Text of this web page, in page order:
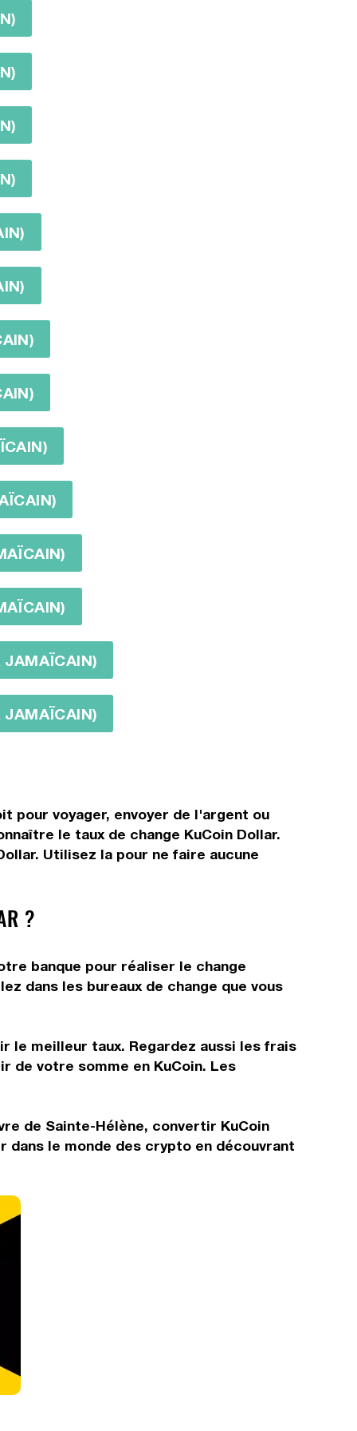
pour voyager, envoyer de l'argent ou
le taux de change KuCoin Dollar.
Utilisez la pour ne faire aucune
?
banque pour réaliser le change
dans les bureaux de change que vous
le meilleur taux. Regardez aussi les frais
de votre somme en KuCoin. Les
de Sainte-Hélène, convertir KuCoin
dans le monde des crypto en découvrant